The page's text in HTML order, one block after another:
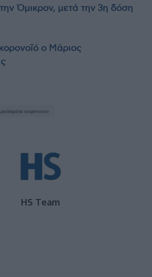
Όμικρον, μετά την 3η δόση
ο Μάριος
κορονοιου
HS Team